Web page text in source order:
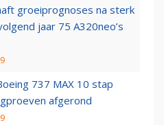
groeiprognoses na sterk
jaar 75 A320neo’s
737 MAX 10 stap
afgerond